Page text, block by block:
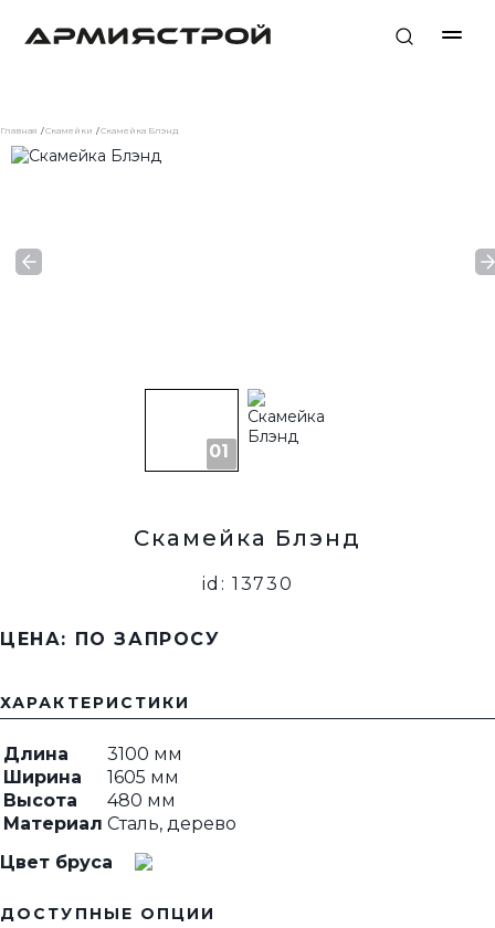
Главная Скамейки Скамейка Блэнд
Скамейка Блэнд
id: 13730
ЦЕНА: ПО ЗАПРОСУ
ХАРАКТЕРИСТИКИ
Длина
3100 мм
Ширина
1605 мм
Высота
480 мм
Материал Сталь, дерево
Цвет бруса
ДОСТУПНЫЕ ОПЦИИ